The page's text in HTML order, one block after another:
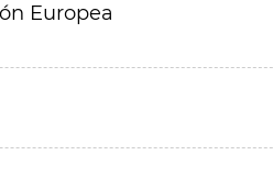
Europea